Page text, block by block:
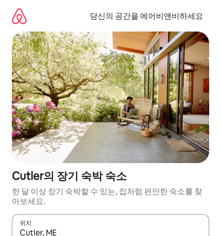
당신의 공간을 에어비앤비하세요
Cutler의 장기 숙박 숙소
한 달 이상 장기 숙박할 수 있는, 집처럼 편안한 숙소를 찾
아보세요.
위치
결과가 나오면 위·아래 화살표 키를 사용하거나 터치 또는 스와이